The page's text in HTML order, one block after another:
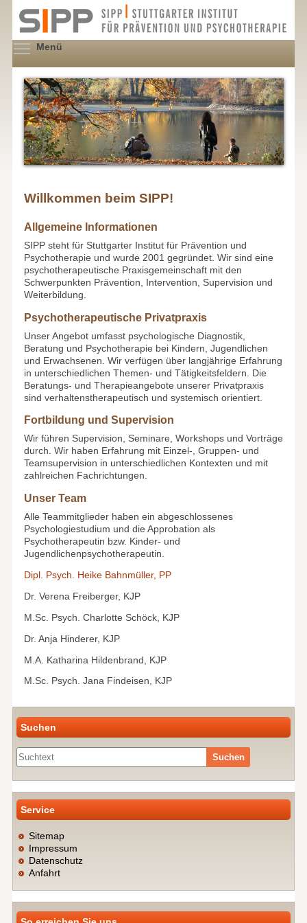
Inhalt
Menü
Willkommen beim SIPP!
Allgemeine Informationen
SIPP steht für Stuttgarter Institut für Prävention und
Psychotherapie und wurde 2001 gegründet. Wir sind eine
psychotherapeutische Praxisgemeinschaft mit den
Schwerpunkten Prävention, Intervention, Supervision und
Weiterbildung.
Psychotherapeutische Privatpraxis
Unser Angebot umfasst psychologische Diagnostik,
Beratung und Psychotherapie bei Kindern, Jugendlichen
und Erwachsenen. Wir verfügen über langjährige Erfahrung
in unterschiedlichen Themen- und Tätigkeitsfeldern. Die
Beratungs- und Therapieangebote unserer Privatpraxis
sind verhaltenstherapeutisch und systemisch orientiert.
Fortbildung und Supervision
Wir führen Supervision, Seminare, Workshops und Vorträge
durch. Wir haben Erfahrung mit Einzel-, Gruppen- und
Teamsupervision in unterschiedlichen Kontexten und mit
zahlreichen Fachrichtungen.
Unser Team
Alle Teammitglieder haben ein abgeschlossenes
Psychologiestudium und die Approbation als
Psychotherapeutin bzw. Kinder- und
Jugendlichenpsychotherapeutin.
Dipl. Psych. Heike Bahnmüller, PP
Dr. Verena Freiberger, KJP
M.Sc. Psych. Charlotte Schöck, KJP
Dr. Anja Hinderer, KJP
M.A. Katharina Hildenbrand, KJP
M.Sc. Psych. Jana Findeisen, KJP
Suchen
Suche
Service
Sitemap
Impressum
Datenschutz
Anfahrt